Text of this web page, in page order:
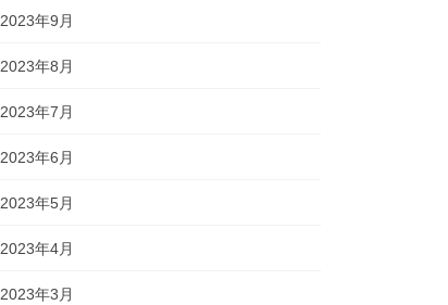
2023年9月
2023年8月
2023年7月
2023年6月
2023年5月
2023年4月
2023年3月